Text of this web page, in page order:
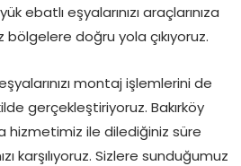
ebatlı eşyalarınızı araçlarınıza
bölgelere doğru yola çıkıyoruz.
montaj işlemlerini de
gerçekleştiriyoruz. Bakırköy
hizmetimiz ile dilediğiniz süre
karşılıyoruz. Sizlere sunduğumuz